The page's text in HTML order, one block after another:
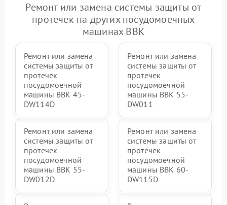
Ремонт или замена системы защиты от
протечек на других посудомоечных
машинах BBK
Ремонт или замена
системы защиты от
протечек
посудомоечной
машины BBK 45-
DW114D
Ремонт или замена
системы защиты от
протечек
посудомоечной
машины BBK 55-
DW011
Ремонт или замена
системы защиты от
протечек
посудомоечной
машины BBK 55-
DW012D
Ремонт или замена
системы защиты от
протечек
посудомоечной
машины BBK 60-
DW115D